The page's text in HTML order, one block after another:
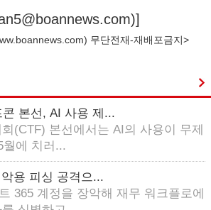
)]
) 무단전재-재배포금지>
본선, AI 사용 제...
(CTF) 본선에서는 AI의 사용이 무제
에 치러...
용 피싱 공격으...
365 계정을 장악해 재무 워크플로에